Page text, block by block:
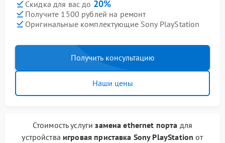
Скидка для вас до 20%
Получите 1500 рублей на ремонт
Оригинальные комплектующие Sony PlayStation
Получить консультацию
Наши цены
Стоимость услугизамена ethernet порта для
устройства игровая приставка Sony PlayStation от